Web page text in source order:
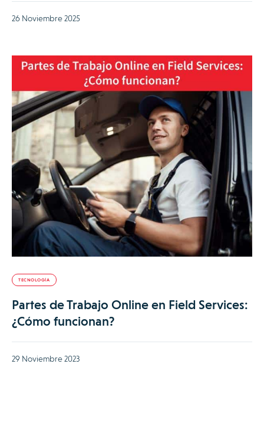
26 Noviembre 2025
TECNOLOGÍA
Partes de Trabajo Online en Field Services:
¿Cómo funcionan?
29 Noviembre 2023